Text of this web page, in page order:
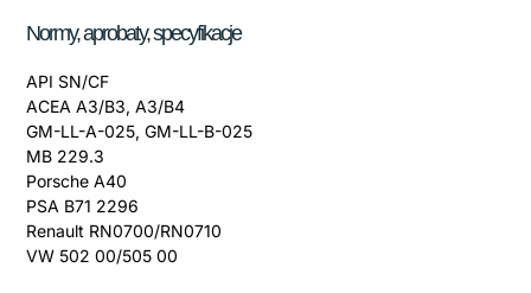
Normy, aprobaty, specyfikacje
API SN/CF
ACEA A3/B3, A3/B4
GM-LL-A-025, GM-LL-B-025
MB 229.3
Porsche A40
PSA B71 2296
Renault RN0700/RN0710
VW 502 00/505 00